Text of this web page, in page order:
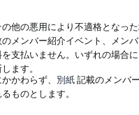
他の悪用により不適格となっ
メンバー紹介イベント、メン
支払いません。いずれの場合
ます。
かかわらず、 別紙記載のメンバ
ものとします。